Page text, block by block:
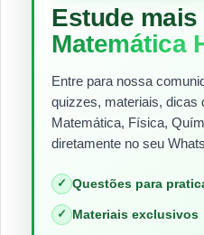
Estude
Matemática
Entre para nossa
quizzes, materiais, dicas
Matemática, Física,
diretamente no seu
✓ Questões para
✓ Materiais exclusivos